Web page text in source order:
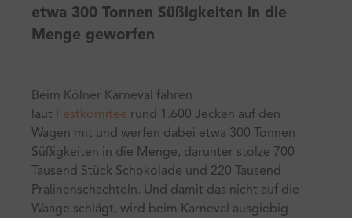
etwa 300 Tonnen Süßigkeiten in die
Menge geworfen
Beim Kölner Karneval fahren
laut Festkomitee rund 1.600 Jecken auf den
Wagen mit und werfen dabei etwa 300 Tonnen
Süßigkeiten in die Menge, darunter stolze 700
Tausend Stück Schokolade und 220 Tausend
Pralinenschachteln. Und damit das nicht auf die
Waage schlägt, wird beim Karneval ausgiebig